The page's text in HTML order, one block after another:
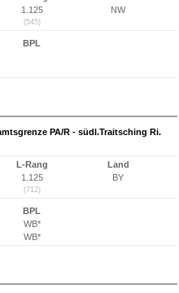
1.125
(545)
NW
BPL
PA/R - südl.Traitsching Ri.
L-Rang
1.125
(712)
Land
BY
BPL
WB*
WB*